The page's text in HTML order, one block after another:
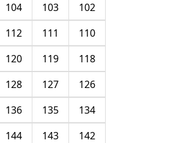
102
103
104
110
111
112
118
119
120
126
127
128
134
135
136
142
143
144